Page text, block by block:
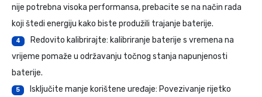
nije potrebna visoka performansa, prebacite se na način rada
koji štedi energiju kako biste produžili trajanje baterije.
4
Redovito kalibrirajte: kalibriranje baterije s vremena na
vrijeme pomaže u održavanju točnog stanja napunjenosti
baterije.
5
Isključite manje korištene uređaje: Povezivanje rijetko